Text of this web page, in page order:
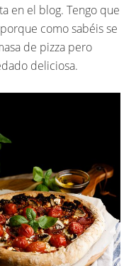
en el blog. Tengo que
como sabéis se
de pizza pero
deliciosa.